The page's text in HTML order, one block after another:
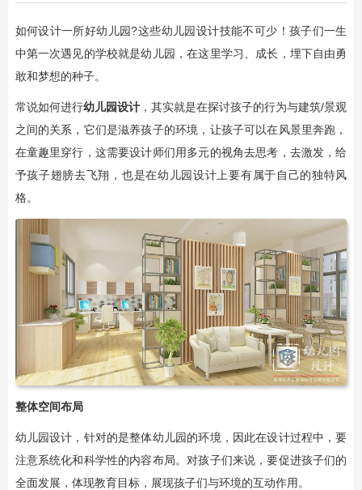
如何设计一所好幼儿园?这些幼儿园设计技能不可少！孩子们一生
中第一次遇见的学校就是幼儿园，在这里学习、成长，埋下自由勇
敢和梦想的种子。
常说如何进行幼儿园设计，其实就是在探讨孩子的行为与建筑/景观
之间的关系，它们是滋养孩子的环境，让孩子可以在风景里奔跑，
在童趣里穿行，这需要设计师们用多元的视角去思考，去激发，给
予孩子翅膀去飞翔，也是在幼儿园设计上要有属于自己的独特风
格。
整体空间布局
幼儿园设计，针对的是整体幼儿园的环境，因此在设计过程中，要
注意系统化和科学性的内容布局。对孩子们来说，要促进孩子们的
全面发展，体现教育目标，展现孩子们与环境的互动作用。